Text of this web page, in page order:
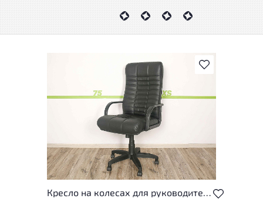
В избранное
Кресло на колесах для руководителя Атлант Кожзам Чёрный Россия